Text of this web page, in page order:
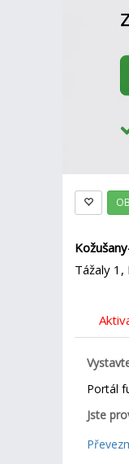
Tážaly 1,
Portál
Jste